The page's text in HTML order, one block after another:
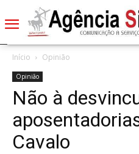
Início Opinião
Opinião
Não à
Cavalo